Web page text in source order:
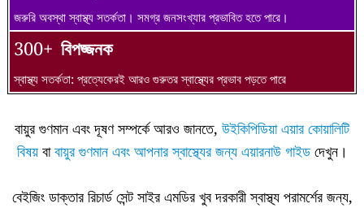
জরুরি অবস্থা স্বাস্থ্য সতর্কতা। সমগ্র জনসংখ্যার প্রভাবিত হতে পারে।
300+ বিপজ্জনক
স্বাস্থ্য সতর্কতা: প্রত্যেকেরই আরও গুরুতর স্বাস্থ্যের প্রভাব পড়তে পারে
বায়ুর গুণমান এবং দূষণ সম্পর্কে আরও জানতে, উইকিপিডিয়া এয়ার কোয়ালিটি
বিষয়বাবায়ুর গুণমান এবং আপনার স্বাস্থ্যের জন্য এয়ারনাউ গাইডদেখুন।
বেইজিং ডাক্তার রিচার্ড সেন্ট সাইর এমডির খুব দরকারী স্বাস্থ্য পরামর্শের জন্য,